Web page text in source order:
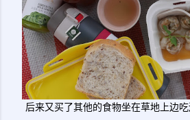
后来又买了其他的食物坐在草地上边吃